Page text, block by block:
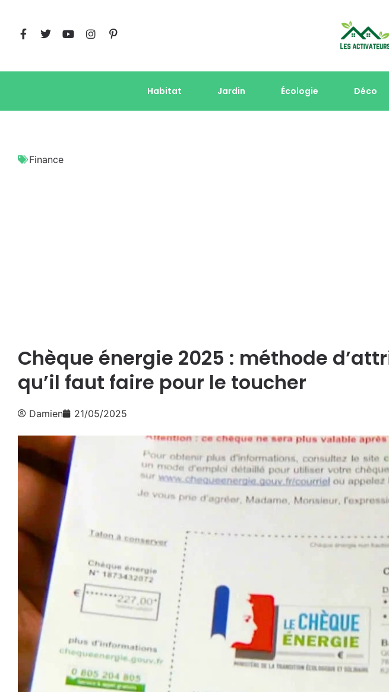
Habitat Jardin Écologie Déco
Finance
Chèque énergie 2025 : méthode
qu’il faut faire pour le toucher
Damien 21/05/2025